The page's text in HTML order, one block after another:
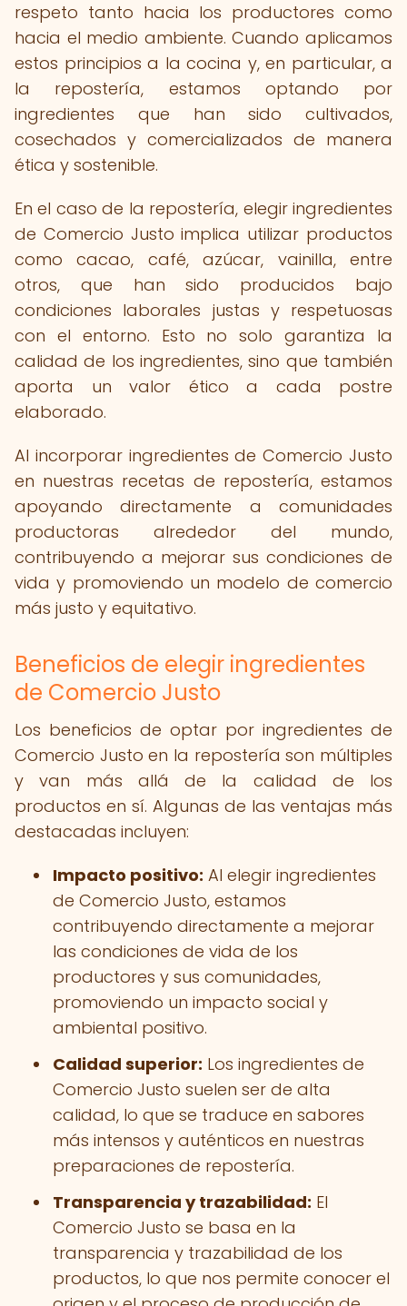
respeto tanto hacia los productores como
hacia el medio ambiente. Cuando aplicamos
estos principios a la cocina y, en particular, a
la repostería, estamos optando por
ingredientes que han sido cultivados,
cosechados y comercializados de manera
ética y sostenible.
En el caso de la repostería, elegir ingredientes
de Comercio Justo implica utilizar productos
como cacao, café, azúcar, vainilla, entre
otros, que han sido producidos bajo
condiciones laborales justas y respetuosas
con el entorno. Esto no solo garantiza la
calidad de los ingredientes, sino que también
aporta un valor ético a cada postre
elaborado.
Al incorporar ingredientes de Comercio Justo
en nuestras recetas de repostería, estamos
apoyando directamente a comunidades
productoras alrededor del mundo,
contribuyendo a mejorar sus condiciones de
vida y promoviendo un modelo de comercio
más justo y equitativo.
Beneficios de elegir ingredientes
de Comercio Justo
Los beneficios de optar por ingredientes de
Comercio Justo en la repostería son múltiples
y van más allá de la calidad de los
productos en sí. Algunas de las ventajas más
destacadas incluyen:
Impacto positivo: Al elegir ingredientes
de Comercio Justo, estamos
contribuyendo directamente a mejorar
las condiciones de vida de los
productores y sus comunidades,
promoviendo un impacto social y
ambiental positivo.
Calidad superior: Los ingredientes de
Comercio Justo suelen ser de alta
calidad, lo que se traduce en sabores
más intensos y auténticos en nuestras
preparaciones de repostería.
Transparencia y trazabilidad: El
Comercio Justo se basa en la
transparencia y trazabilidad de los
productos, lo que nos permite conocer el